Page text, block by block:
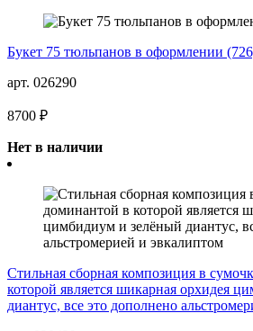
Букет 75 тюльпанов в оформлении
арт. 026290
8700 ₽
Нет в наличии
Стильная сборная композиция в
которой является шикарная орхидея
диантус, все это дополнено